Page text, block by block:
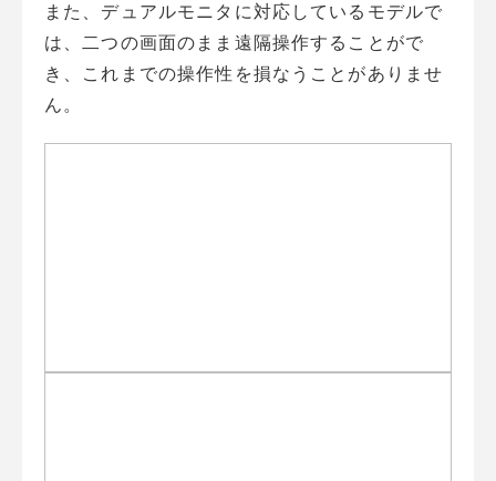
また、デュアルモニタに対応しているモデルで
は、二つの画面のまま遠隔操作することがで
き、これまでの操作性を損なうことがありませ
ん。